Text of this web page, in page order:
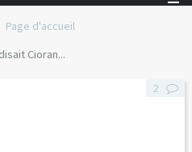
Page d'accueil
Cioran...
2